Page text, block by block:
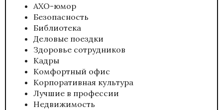
АХО-юмор
Безопасность
Библиотека
Деловые поездки
Здоровье сотрудников
Кадры
Комфортный офис
Корпоративная культура
Лучшие в профессии
Недвижимость